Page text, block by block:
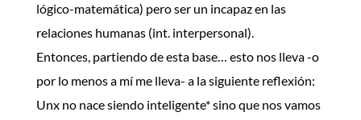
lógico-matemática) pero ser un incapaz en las
relaciones humanas (int. interpersonal).
Entonces, partiendo de esta base… esto nos lleva -o
por lo menos a mí me lleva- a la siguiente reflexión:
Unx no nace siendo inteligente* sino que nos vamos